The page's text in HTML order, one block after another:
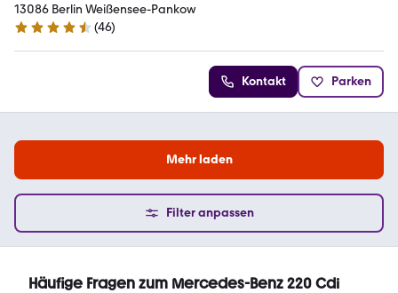
13086 Berlin Weißensee-Pankow
4.4 Sterne
(46)
Kontakt Parken
Mehr laden
Filter anpassen
Häufige Fragen zum Mercedes-Benz 220 Cdi